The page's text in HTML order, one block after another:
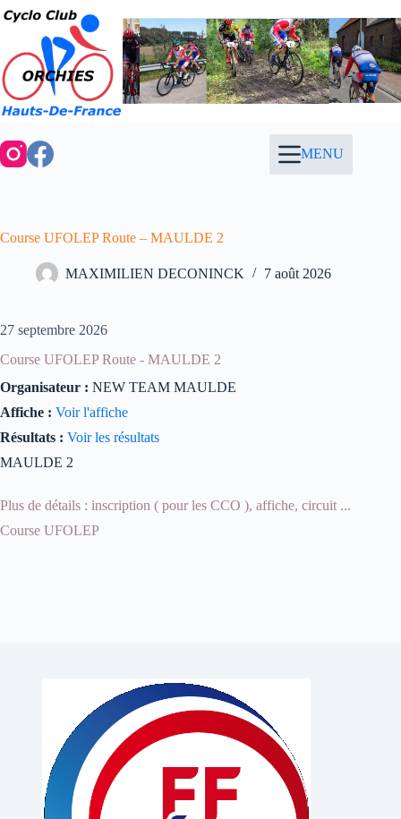
Passer
au
contenu
MENU
Course UFOLEP Route – MAULDE 2
MAXIMILIEN DECONINCK 7 août 2026
27 septembre 2026
Course UFOLEP Route - MAULDE 2
Organisateur : NEW TEAM MAULDE
Affiche : Voir l'affiche
Résultats : Voir les résultats
MAULDE 2
Plus de détails : inscription ( pour les CCO ), affiche, circuit ...
Course UFOLEP